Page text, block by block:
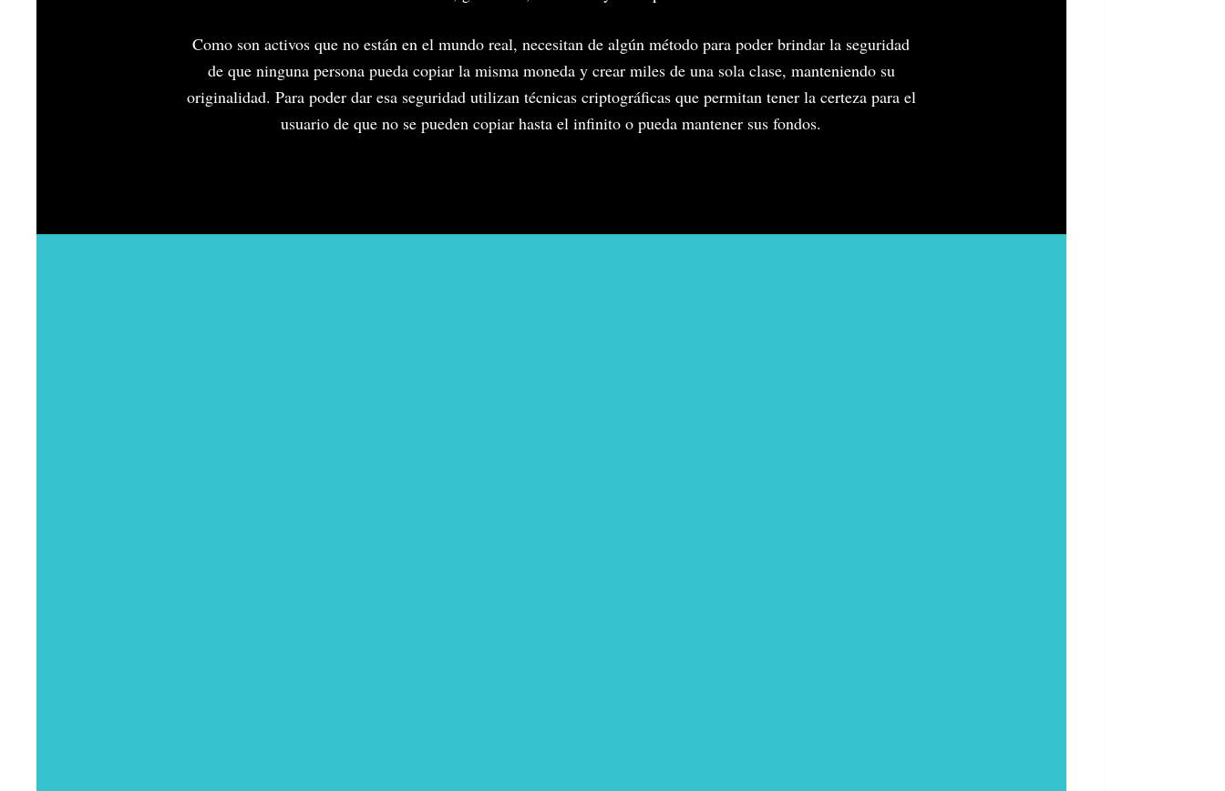
Como son activos que no están en el mundo real, necesitan de algún método para poder brindar la seguridad
de que ninguna persona pueda copiar la misma moneda y crear miles de una sola clase, manteniendo su
originalidad. Para poder dar esa seguridad utilizan técnicas criptográficas que permitan tener la certeza para el
usuario de que no se pueden copiar hasta el infinito o pueda mantener sus fondos.